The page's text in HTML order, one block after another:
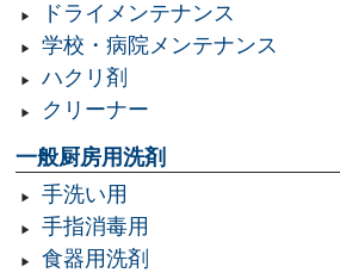
ドライメンテナンス
学校・病院メンテナンス
ハクリ剤
クリーナー
一般厨房用洗剤
手洗い用
手指消毒用
食器用洗剤